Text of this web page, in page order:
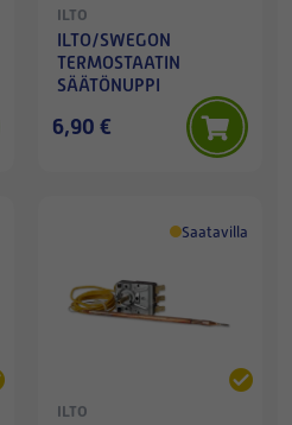
ILTO
ILTO/SWEGON
TERMOSTAATIN
SÄÄTÖNUPPI
6,90 €
Saatavilla
ILTO